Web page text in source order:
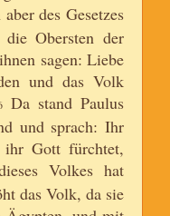
des Gesetzes
die Obersten der
sagen: Liebe
und das Volk
Da stand Paulus
und sprach: Ihr
Gott fürchtet,
Volkes hat
das Volk, da sie